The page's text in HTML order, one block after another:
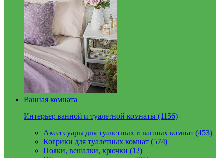
Ванная комната
Интерьер ванной и туалетной комнаты (1156)
Аксессуары для туалетных и ванных комнат (453)
Коврики для туалетных комнат (574)
Полки, вешалки, крючки (12)